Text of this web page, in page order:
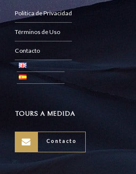
Politica de Privacidad
Términos de Uso
Contacto
TOURS A MEDIDA
Contacto